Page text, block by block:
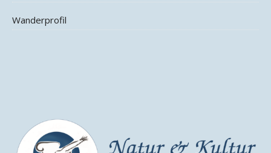
Wanderprofil